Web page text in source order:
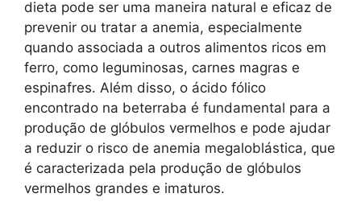
dieta pode ser uma maneira natural e eficaz de
prevenir ou tratar a anemia, especialmente
quando associada a outros alimentos ricos em
ferro, como leguminosas, carnes magras e
espinafres. Além disso, o ácido fólico
encontrado na beterraba é fundamental para a
produção de glóbulos vermelhos e pode ajudar
a reduzir o risco de anemia megaloblástica, que
é caracterizada pela produção de glóbulos
vermelhos grandes e imaturos.